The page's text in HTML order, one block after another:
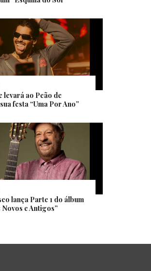
levará ao Peão de
festa “Uma Por Ano”
lança Parte 1 do álbum
Novos e Antigos”